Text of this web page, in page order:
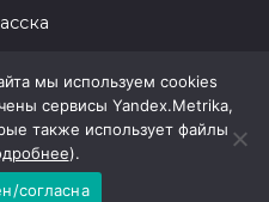
мы используем cookies
сервисы Yandex.Metrika,
также использует файлы
).
согласна